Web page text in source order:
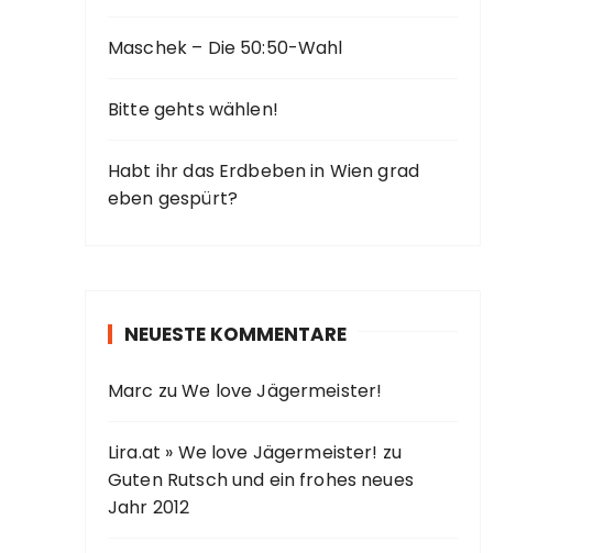
Maschek – Die 50:50-Wahl
Bitte gehts wählen!
Habt ihr das Erdbeben in Wien grad
eben gespürt?
NEUESTE KOMMENTARE
Marc zuWe love Jägermeister!
Lira.at » We love Jägermeister! zu
Guten Rutsch und ein frohes neues
Jahr 2012